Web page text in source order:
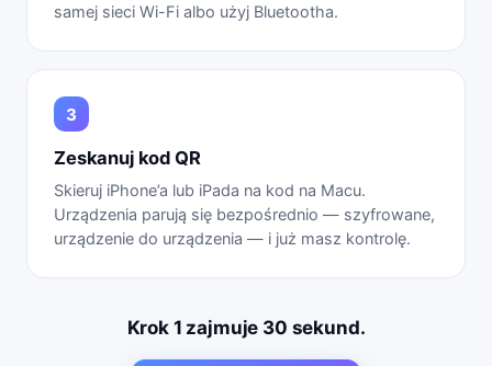
samej sieci Wi-Fi albo użyj Bluetootha.
Zeskanuj kod QR
Skieruj iPhone’a lub iPada na kod na Macu.
Urządzenia parują się bezpośrednio — szyfrowane,
urządzenie do urządzenia — i już masz kontrolę.
Krok 1 zajmuje 30 sekund.